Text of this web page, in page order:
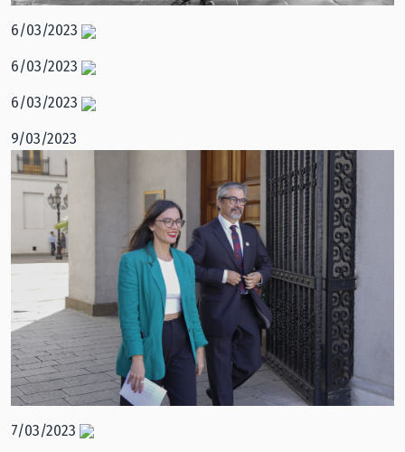
6/03/2023
6/03/2023
6/03/2023
9/03/2023
7/03/2023